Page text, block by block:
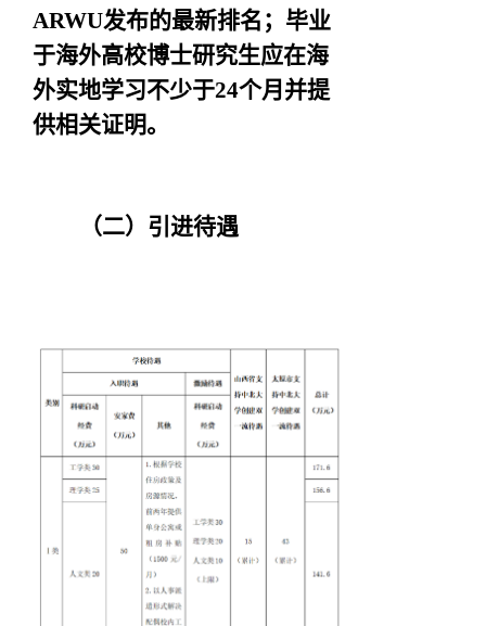
ARWU发布的最新排名；毕业
于海外高校博士研究生应在海
外实地学习不少于24个月并提
供相关证明。
（二）引进待遇